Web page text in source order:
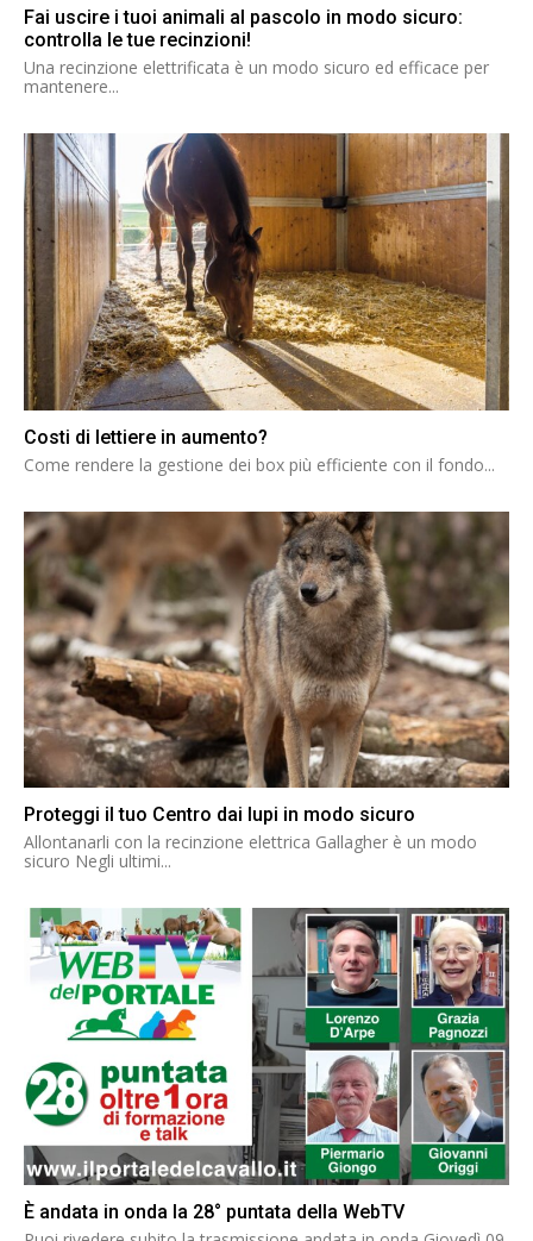
Fai uscire i tuoi animali al pascolo in modo sicuro:
controlla le tue recinzioni!
Una recinzione elettrificata è un modo sicuro ed efficace per
mantenere...
Costi di lettiere in aumento?
Come rendere la gestione dei box più efficiente con il fondo...
Proteggi il tuo Centro dai lupi in modo sicuro
Allontanarli con la recinzione elettrica Gallagher è un modo
sicuro Negli ultimi...
È andata in onda la 28° puntata della WebTV